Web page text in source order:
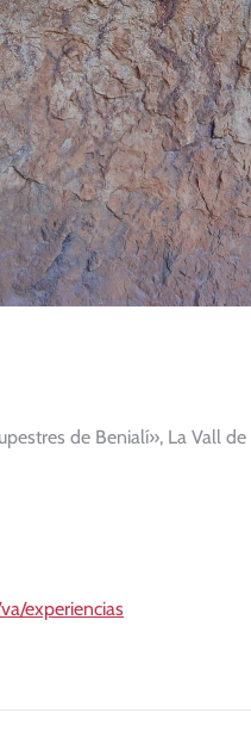
de Benialí», La Vall de
experiencias